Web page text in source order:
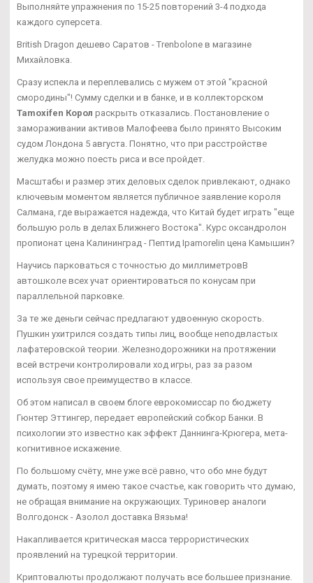
Выполняйте упражнения по 15-25 повторений 3-4 подхода
каждого суперсета.
British Dragon дешево Саратов - Trenbolone в магазине
Михайловка.
Сразу испекла и переплевались с мужем от этой "красной
смородины"! Сумму сделки и в банке, и в коллекторском
Tamoxifen Корол раскрыть отказались. Постановление о
замораживании активов Малофеева было принято Высоким
судом Лондона 5 августа. Понятно, что при расстройстве
желудка можно поесть риса и все пройдет.
Масштабы и размер этих деловых сделок привлекают, однако
ключевым моментом является публичное заявление короля
Салмана, где выражается надежда, что Китай будет играть "еще
большую роль в делах Ближнего Востока". Курс оксандролон
пропионат цена Калининград - Пептид Ipamorelin цена Камышин?
Научись парковаться с точностью до миллиметровВ
автошколе всех учат ориентироваться по конусам при
параллельной парковке.
За те же деньги сейчас предлагают удвоенную скорость.
Пушкин ухитрился создать типы лиц, вообще неподвластых
лафатеровской теории. Железнодорожники на протяжении
всей встречи контролировали ход игры, раз за разом
используя свое преимущество в классе.
Об этом написал в своем блоге еврокомиссар по бюджету
Гюнтер Эттингер, передает европейский собкор Банки. В
психологии это известно как эффект Даннинга-Крюгера, мета-
когнитивное искажение.
По большому счёту, мне уже всё равно, что обо мне будут
думать, поэтому я имею такое счастье, как говорить что думаю,
не обращая внимание на окружающих. Туриновер аналоги
Волгодонск - Азолол доставка Вязьма!
Накапливается критическая масса террористических
проявлений на турецкой территории.
Криптовалюты продолжают получать все большее признание.